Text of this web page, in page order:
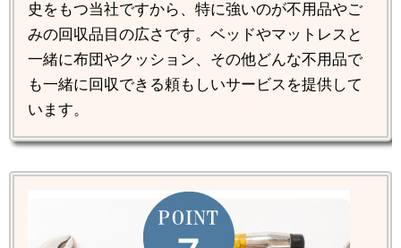
史をもつ当社ですから、特に強いのが不用品やご
みの回収品目の広さです。ベッドやマットレスと
一緒に布団やクッション、その他どんな不用品で
も一緒に回収できる頼もしいサービスを提供して
います。